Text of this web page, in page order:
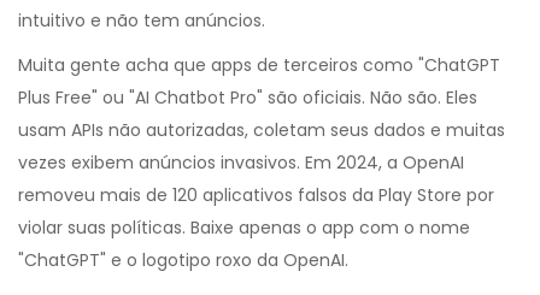
intuitivo e não tem anúncios.
Muita gente acha que apps de terceiros como "ChatGPT
Plus Free" ou "AI Chatbot Pro" são oficiais. Não são. Eles
usam APIs não autorizadas, coletam seus dados e muitas
vezes exibem anúncios invasivos. Em 2024, a OpenAI
removeu mais de 120 aplicativos falsos da Play Store por
violar suas políticas. Baixe apenas o app com o nome
"ChatGPT" e o logotipo roxo da OpenAI.